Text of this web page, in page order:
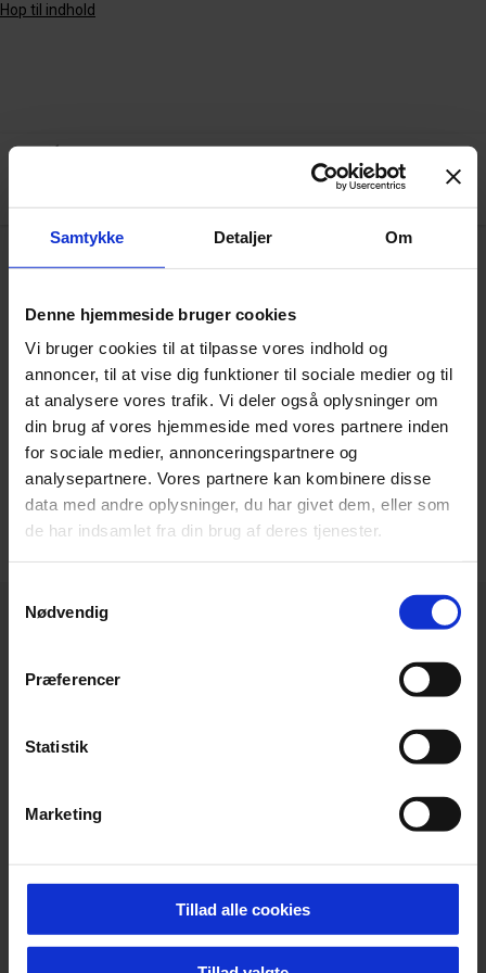
Samtykke Detaljer Om
Denne hjemmeside bruger cookies
Vi bruger cookies til at tilpasse vores indhold og
annoncer, til at vise dig funktioner til sociale medier og til
at analysere vores trafik. Vi deler også oplysninger om
din brug af vores hjemmeside med vores partnere inden
for sociale medier, annonceringspartnere og
analysepartnere. Vores partnere kan kombinere disse
data med andre oplysninger, du har givet dem, eller som
de har indsamlet fra din brug af deres tjenester.
Nødvendig
Præferencer
Statistik
Marketing
Tillad alle cookies
Hop til indhold
Sizing
VIS FLERE